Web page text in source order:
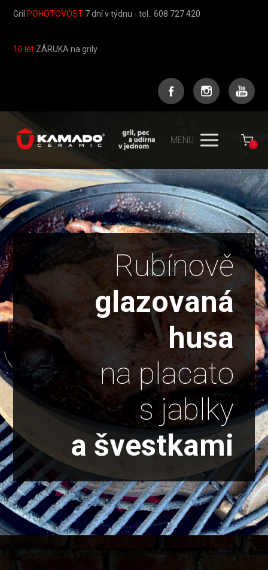
Gril POHOTOVOST 7 dní v týdnu - tel.: 608 727 420
10 let ZÁRUKA na grily
MENU 0
Rubínově
glazovaná
husa
na placato
s jablky
a švestkami